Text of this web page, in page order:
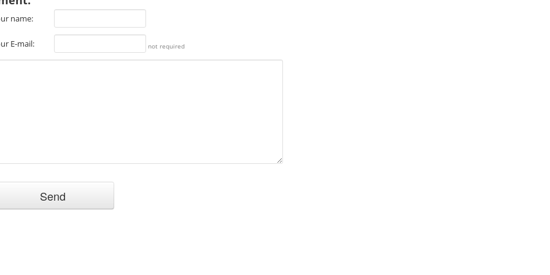
name:
E-mail: not required